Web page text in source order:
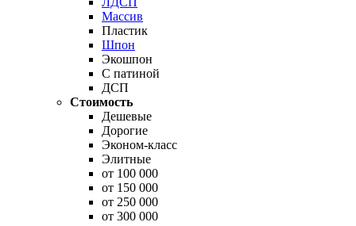
Массив
Пластик
Шпон
Экошпон
С патиной
ДСП
Стоимость
Дешевые
Дорогие
Эконом-класс
Элитные
от 100 000
от 150 000
от 250 000
от 300 000